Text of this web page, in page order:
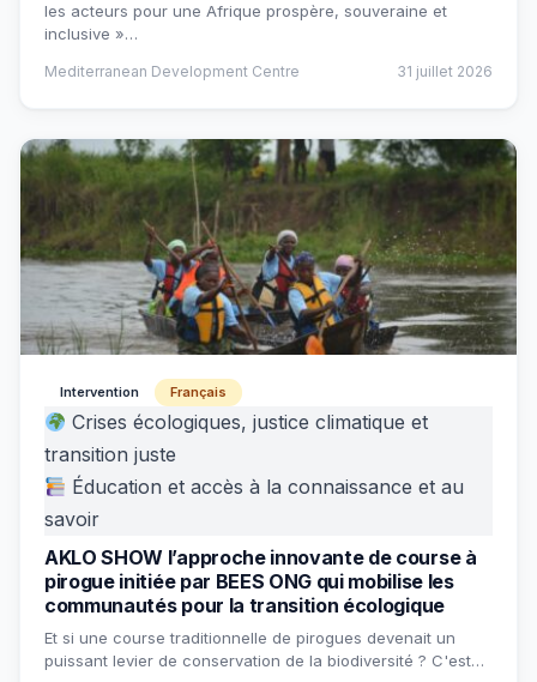
les acteurs pour une Afrique prospère, souveraine et
inclusive »…
Mediterranean Development Centre 31 juillet 2026
Intervention Français
Crises écologiques, justice climatique et
transition juste
Éducation et accès à la connaissance et au
savoir
AKLO SHOW l’approche innovante de course à
pirogue initiée par BEES ONG qui mobilise les
communautés pour la transition écologique
Et si une course traditionnelle de pirogues devenait un
puissant levier de conservation de la biodiversité ? C'est…